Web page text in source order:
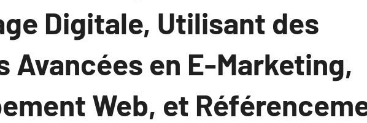
Digitale, Utilisant des
Avancées en E-Marketing,
Web, et